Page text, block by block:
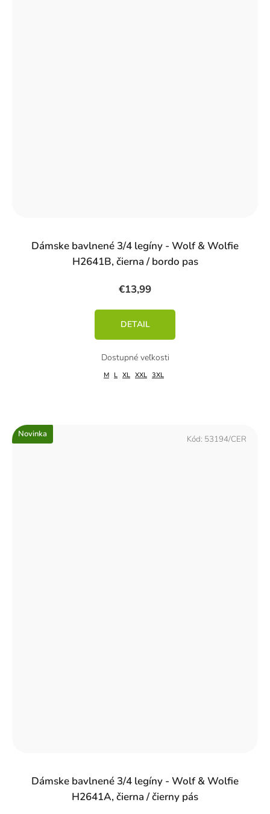
Dámske bavlnené 3/4 legíny - Wolf & Wolfie
H2641B, čierna / bordo pas
€13,99
DETAIL
M L XL XXL 3XL
Novinka
Dámske bavlnené 3/4 legíny - Wolf & Wolfie
H2641A, čierna / čierny pás
Kód: 53194/CER